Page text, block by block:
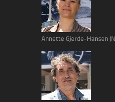
Annette Gjerde-Hansen